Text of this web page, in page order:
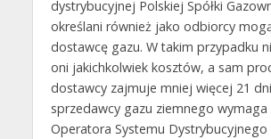
dystrybucyjnej Polskiej Spółki
określani również jako odbiorcy
dostawcę gazu. W takim przypadku
oni jakichkolwiek kosztów, a sam
dostawcy zajmuje mniej więcej 21
sprzedawcy gazu ziemnego wymaga
Operatora Systemu Dystrybucyjnego